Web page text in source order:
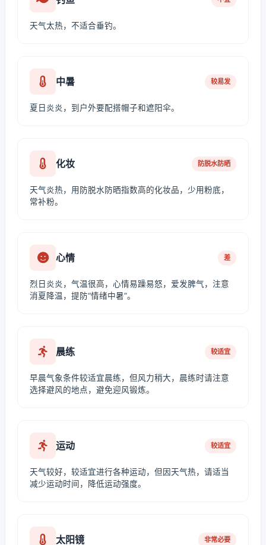
天气太热，不适合垂钓。
中暑 较易发
夏日炎炎，到户外要配搭帽子和遮阳伞。
化妆 防脱水防晒
天气炎热，用防脱水防晒指数高的化妆品，少用粉底，
常补粉。
心情 差
烈日炎炎，气温很高，心情易躁易怒，爱发脾气，注意
消夏降温，提防“情绪中暑”。
晨练 较适宜
早晨气象条件较适宜晨练，但风力稍大，晨练时请注意
选择避风的地点，避免迎风锻炼。
运动 较适宜
天气较好，较适宜进行各种运动，但因天气热，请适当
减少运动时间，降低运动强度。
太阳镜 非常必要